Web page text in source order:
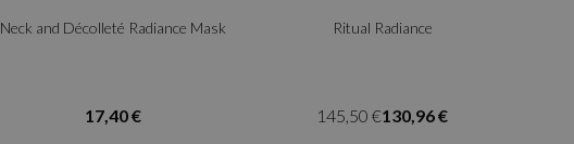
Neck and Décolleté Radiance Mask
17,40 €
Ritual Radiance
130,96 €
145,50 €